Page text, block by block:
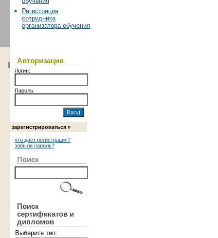
Регистрация
сотрудника
организатора обучения
Авторизация
Логин:
Пароль:
зарегистрироваться »
что дает регистрация?
забыли пароль?
Поиск
Поиск
сертификатов и
дипломов
Выберите тип: